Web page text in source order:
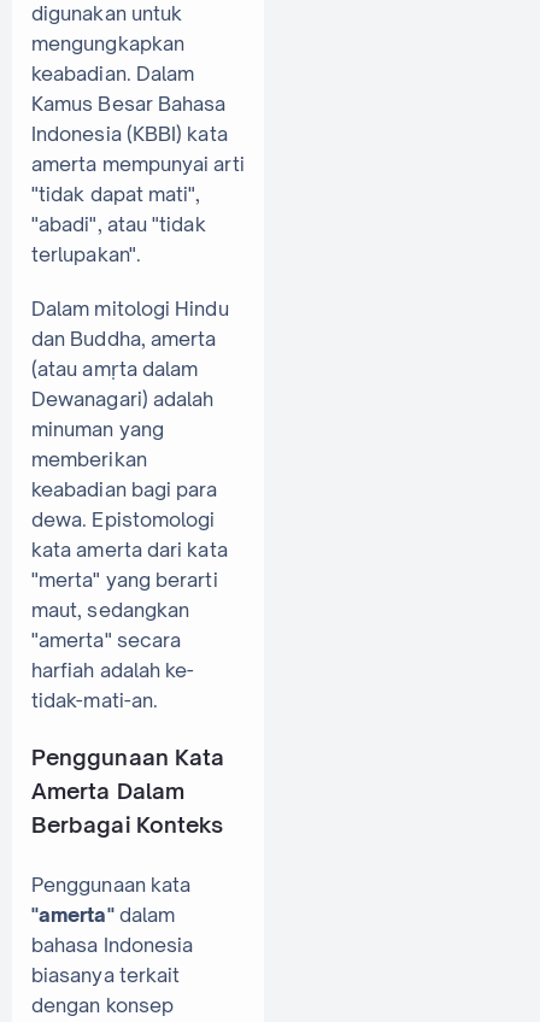
digunakan untuk
mengungkapkan
keabadian. Dalam
Kamus Besar Bahasa
Indonesia (KBBI) kata
amerta mempunyai arti
"tidak dapat mati",
"abadi", atau "tidak
terlupakan".
Dalam mitologi Hindu
dan Buddha, amerta
(atau amṛta dalam
Dewanagari) adalah
minuman yang
memberikan
keabadian bagi para
dewa. Epistomologi
kata amerta dari kata
"merta" yang berarti
maut, sedangkan
"amerta" secara
harfiah adalah ke-
tidak-mati-an.
Penggunaan Kata
Amerta Dalam
Berbagai Konteks
Penggunaan kata
"amerta"dalam
bahasa Indonesia
biasanya terkait
dengan konsep